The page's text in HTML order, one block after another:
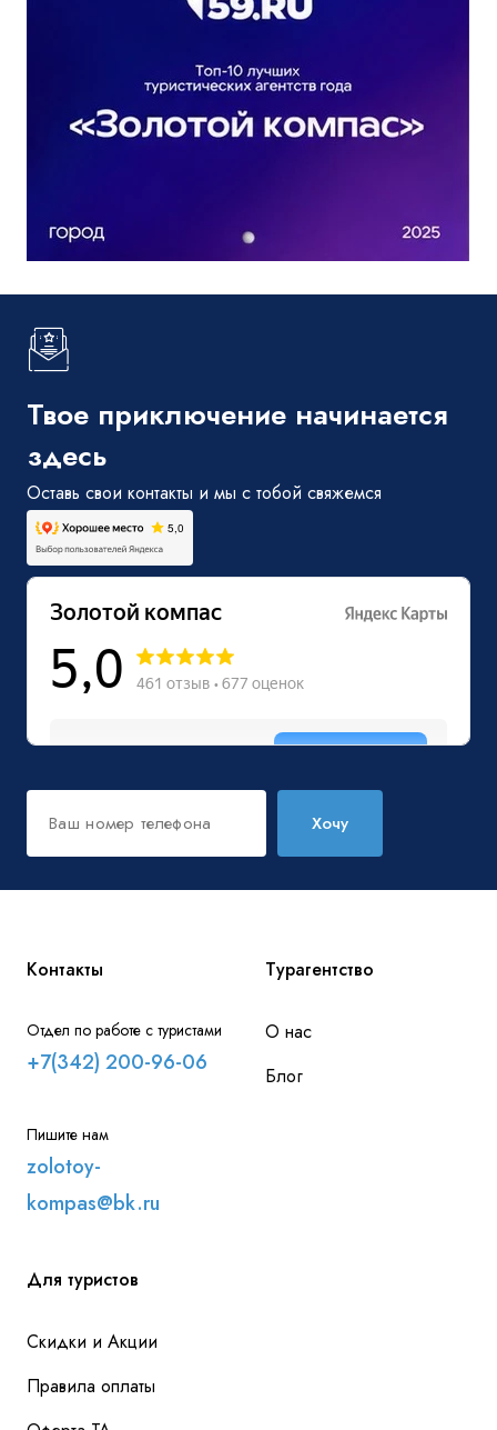
Твое приключение начинается
здесь
Оставь свои контакты и мы с тобой свяжемся
Хочу
Контакты
Отдел по работе с туристами
+7(342) 200-96-06
Пишите нам
zolotoy-
kompas@bk.ru
Турагентство
О нас
Блог
Для туристов
Скидки и Акции
Правила оплаты